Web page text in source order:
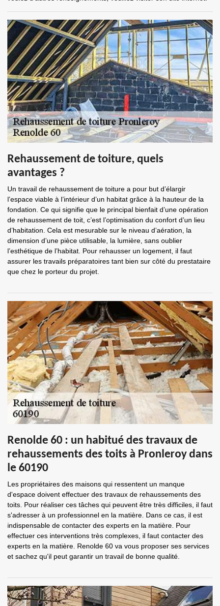
Rehaussement de toiture, quels
avantages ?
Un travail de rehaussement de toiture a pour but d’élargir
l’espace viable à l’intérieur d’un habitat grâce à la hauteur de la
fondation. Ce qui signifie que le principal bienfait d’une opération
de rehaussement de toit, c’est l’optimisation du confort d’un lieu
d’habitation. Cela est mesurable sur le niveau d’aération, la
dimension d’une pièce utilisable, la lumière, sans oublier
l’esthétique de l’habitat. Pour rehausser un logement, il faut
assurer les travails préparatoires tant bien sur côté du prestataire
que chez le porteur du projet.
Renolde 60 : un habitué des travaux de
rehaussements des toits à Pronleroy dans
le 60190
Les propriétaires des maisons qui ressentent un manque
d'espace doivent effectuer des travaux de rehaussements des
toits. Pour réaliser ces tâches qui peuvent être très difficiles, il faut
s'adresser à un professionnel en la matière. Dans ce cas, il est
indispensable de contacter des experts en la matière. Pour
effectuer ces interventions très complexes, il faut contacter des
experts en la matière. Renolde 60 va vous proposer ses services
et sachez qu'il peut garantir un travail de bonne qualité.